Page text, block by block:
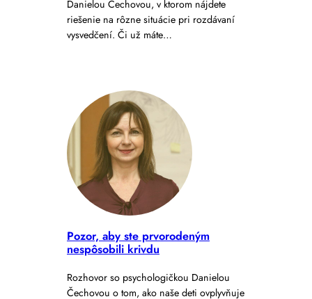
Danielou Čechovou, v ktorom nájdete
riešenie na rôzne situácie pri rozdávaní
vysvedčení. Či už máte…
Pozor, aby ste prvorodeným
nespôsobili krivdu
Rozhovor so psychologičkou Danielou
Čechovou o tom, ako naše deti ovplyvňuje